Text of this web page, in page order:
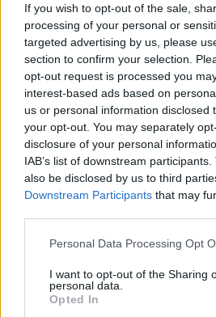
If you wish to opt-out of the sale,
processing of your personal or
targeted advertising by us, please
section to confirm your selection.
opt-out request is processed you
interest-based ads based on
us or personal information disclosed
your opt-out. You may separately
disclosure of your personal
IAB’s list of downstream
also be disclosed by us to third
Downstream Participants that may
Personal Data Processing Opt
I want to opt-out of the Sharing
personal data.
Opted In
NYHETER 2026-08-05 KL. 01:06
Våldsam brand i
Laholm – radhus
står i lågor
Brandmästare Andreas
Randevik:
"Spridningsrisken är mycket
stor"
på